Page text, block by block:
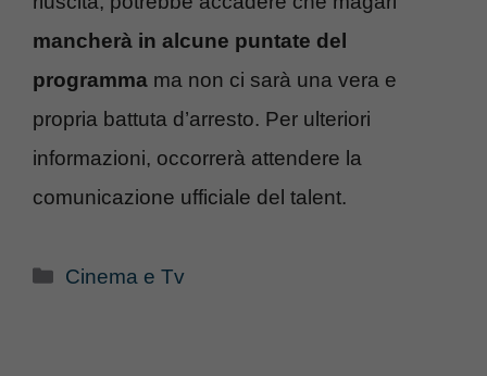
mancherà in alcune puntate del
programma ma non ci sarà una vera e
propria battuta d’arresto. Per ulteriori
informazioni, occorrerà attendere la
comunicazione ufficiale del talent.
Categorie
Cinema e Tv